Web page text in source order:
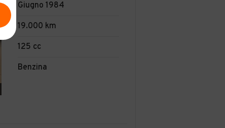
Giugno 1984
19.000 km
125 cc
Benzina